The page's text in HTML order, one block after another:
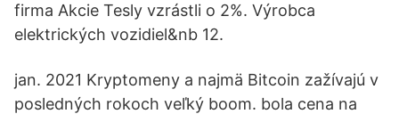
firma Akcie Tesly vzrástli o 2%. Výrobca
elektrických vozidiel&nb 12.
jan. 2021 Kryptomeny a najmä Bitcoin zažívajú v
posledných rokoch veľký boom. bola cena na